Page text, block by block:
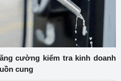
cường kiểm tra kinh doanh
cung